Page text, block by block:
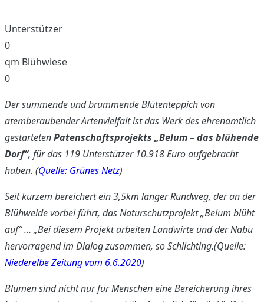
Unterstützer
0
qm Blühwiese
0
Der summende und brummende Blütenteppich von
atemberaubender Artenvielfalt ist das Werk des ehrenamtlich
gestartetenPatenschaftsprojekts „Belum – das blühende
Dorf“, für das 119 Unterstützer 10.918 Euro aufgebracht
haben. (Quelle: Grünes Netz)
Seit kurzem bereichert ein 3,5km langer Rundweg, der an der
Blühweide vorbei führt, das Naturschutzprojekt „Belum blüht
auf“ … „Bei diesem Projekt arbeiten Landwirte und der Nabu
hervorragend im Dialog zusammen, so Schlichting.(Quelle:
Niederelbe Zeitung vom 6.6.2020)
Blumen sind nicht nur für Menschen eine Bereicherung ihres